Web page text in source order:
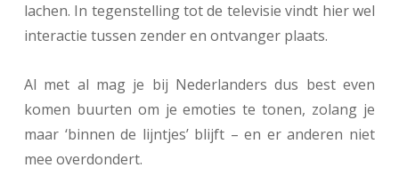
lachen. In tegenstelling tot de televisie vindt hier wel
interactie tussen zender en ontvanger plaats.
Al met al mag je bij Nederlanders dus best even
komen buurten om je emoties te tonen, zolang je
maar ‘binnen de lijntjes’ blijft – en er anderen niet
mee overdondert.